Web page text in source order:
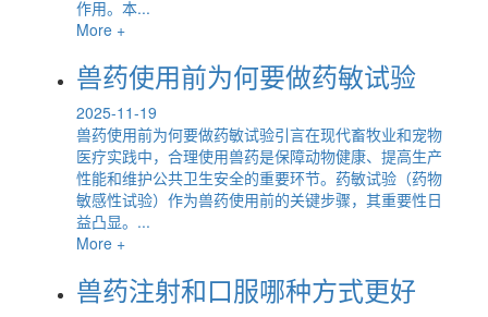
作用。本...
More +
兽药使用前为何要做药敏试验
2025-11-19
兽药使用前为何要做药敏试验引言在现代畜牧业和宠物
医疗实践中，合理使用兽药是保障动物健康、提高生产
性能和维护公共卫生安全的重要环节。药敏试验（药物
敏感性试验）作为兽药使用前的关键步骤，其重要性日
益凸显。...
More +
兽药注射和口服哪种方式更好